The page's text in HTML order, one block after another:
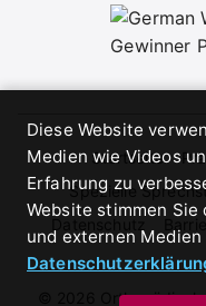
Cookie-Einwilligung
Diese Website
Medien wie Videos
Erfahrung zu
Website stimmen Sie
und externen
Startseite
Spezielle